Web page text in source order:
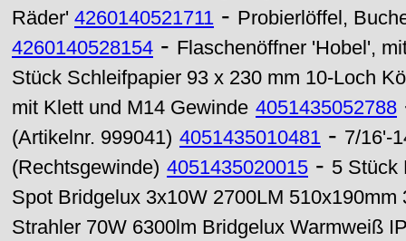
Räder' 4260140521711 - Probierlöffel,
4260140528154 - Flaschenöffner 'Hobel',
Stück Schleifpapier 93 x 230 mm 10-Loch
mit Klett und M14 Gewinde 4051435052788
(Artikelnr. 999041) 4051435010481 - 7/16'-
(Rechtsgewinde) 4051435020015 - 5 Stück
Spot Bridgelux 3x10W 2700LM 510x190mm
Strahler 70W 6300lm Bridgelux Warmweiß